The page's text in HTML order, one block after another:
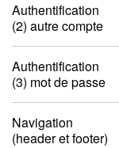
Authentification
(2) autre compte
Authentification
(3) mot de passe
Navigation
(header et footer)